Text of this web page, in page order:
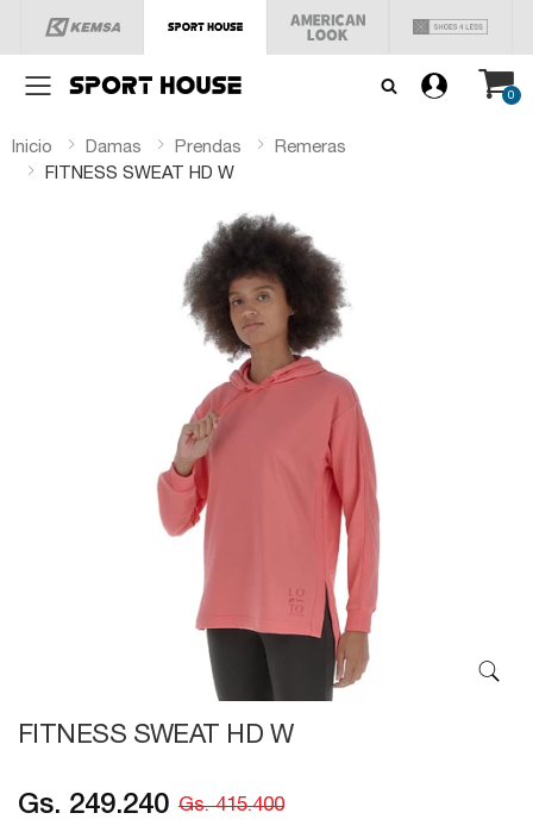
Menú 0
Inicio Damas Prendas
Remeras
FITNESS SWEAT HD W
FITNESS SWEAT HD W
Gs. 249.240 Gs. 415.400